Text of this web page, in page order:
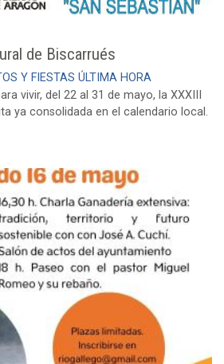
de Biscarrués
Y FIESTAS ÚLTIMA HORA
vivir, del 22 al 31 de mayo, la XXXIII
ya consolidada en el calendario local.